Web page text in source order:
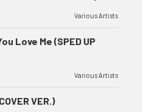
Various Artists
Love Me (SPED UP
Various Artists
VER.)